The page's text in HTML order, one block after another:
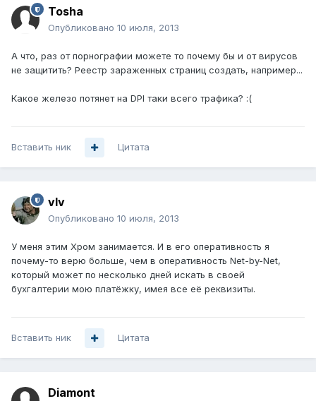
Tosha
Опубликовано 10 июля, 2013
А что, раз от порнографии можете то почему бы и от вирусов
не защитить? Реестр зараженных страниц создать, например...
Какое железо потянет на DPI таки всего трафика? :(
Вставить ник Цитата
vIv
Опубликовано 10 июля, 2013
У меня этим Хром занимается. И в его оперативность я
почему-то верю больше, чем в оперативность Net-by-Net,
который может по несколько дней искать в своей
бухгалтерии мою платёжку, имея все её реквизиты.
Вставить ник Цитата
Diamont